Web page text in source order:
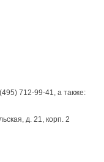
712-99-41, а также:
д. 21, корп. 2